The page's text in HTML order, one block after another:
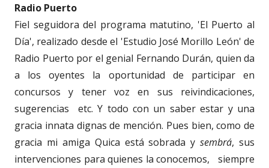
Radio Puerto
Fiel seguidora del programa matutino, 'El Puerto al
Día', realizado desde el 'Estudio José Morillo León' de
Radio Puerto por el genial Fernando Durán, quien da
a los oyentes la oportunidad de participar en
concursos y tener voz en sus reivindicaciones,
sugerencias etc. Y todo con un saber estar y una
gracia innata dignas de mención. Pues bien, como de
gracia mi amiga Quica está sobrada ysembrá, sus
intervenciones para quienes la conocemos, siempre